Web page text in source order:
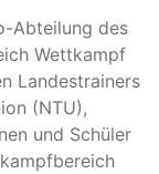
Abteilung des
Wettkampf
Landestrainers
(NTU),
und Schüler